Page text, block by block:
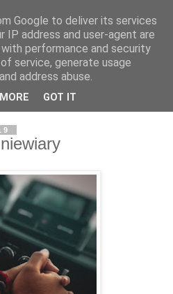
REALNYM
Google to deliver its services
IP address and user-agent are
performance and security
service, generate usage
address abuse.
GOT IT